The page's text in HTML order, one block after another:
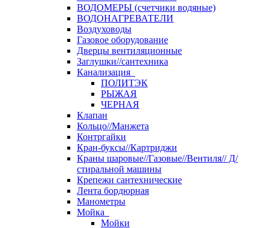
ВОДОМЕРЫ (счетчики водяные)
ВОДОНАГРЕВАТЕЛИ
Воздуховоды
Газовое оборудование
Дверцы вентиляционные
Заглушки//сантехника
Канализация
ПОЛИТЭК
РЫЖАЯ
ЧЕРНАЯ
Клапан
Кольцо//Манжета
Контргайки
Кран-буксы//Картриджи
Краны шаровые//Газовые//Вентиля// Д/
стиральной машины
Крепежи сантехнические
Лента бордюрная
Манометры
Мойка
Мойки